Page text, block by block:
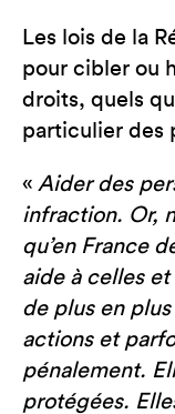
Les lois de la
pour cibler ou
droits, quels
particulier des
« Aider des
infraction. Or,
qu’en France
aide à celles
de plus en
actions et
pénalement.
protégées.